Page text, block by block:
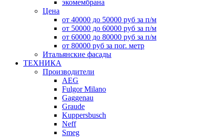
экомембрана
Цена
от 40000 до 50000 руб за п/м
от 50000 до 60000 руб за п/м
от 60000 до 80000 руб за п/м
от 80000 руб за пог. метр
Итальянские фасады
ТЕХНИКА
Производители
AEG
Fulgor Milano
Gaggenau
Graude
Kuppersbusch
Neff
Smeg